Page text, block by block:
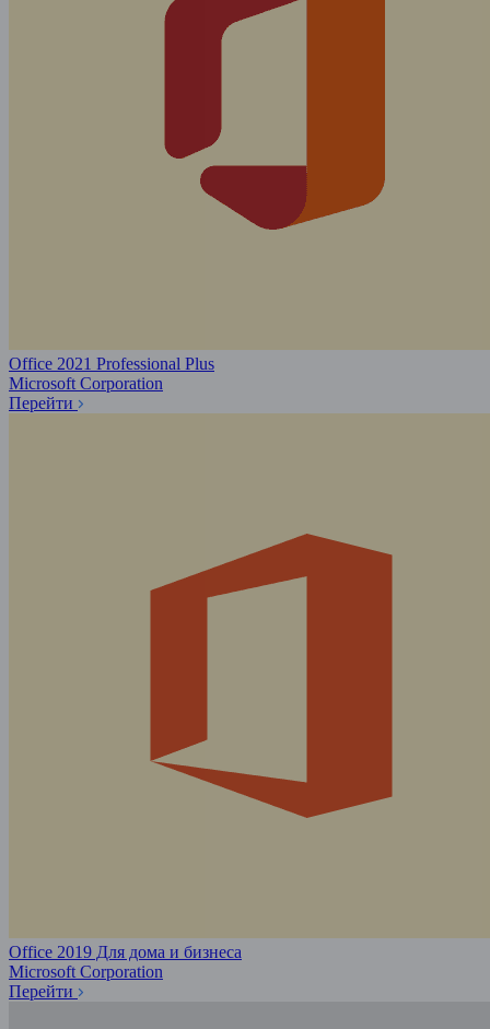
Office 2021 Professional Plus
Microsoft Corporation
Перейти
Office 2019 Для дома и бизнеса
Microsoft Corporation
Перейти